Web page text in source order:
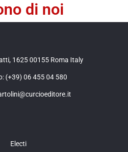
di noi
1625 00155 Roma Italy
(+39) 06 455 04 580
Electi